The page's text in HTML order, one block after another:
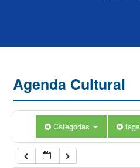
Agenda Cultural
Categorias tags
5:00
7:00